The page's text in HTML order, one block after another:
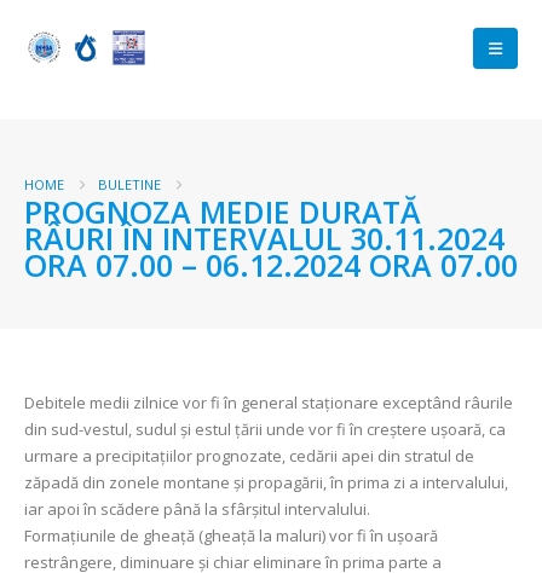
HOME BULETINE
PROGNOZA MEDIE DURATĂ
RÂURI ÎN INTERVALUL 30.11.2024
ORA 07.00 – 06.12.2024 ORA 07.00
Debitele medii zilnice vor fi în general staționare exceptând râurile
din sud-vestul, sudul și estul țării unde vor fi în creștere ușoară, ca
urmare a precipitațiilor prognozate, cedării apei din stratul de
zăpadă din zonele montane și propagării, în prima zi a intervalului,
iar apoi în scădere până la sfârșitul intervalului.
Formațiunile de gheață (gheață la maluri) vor fi în ușoară
restrângere, diminuare și chiar eliminare în prima parte a